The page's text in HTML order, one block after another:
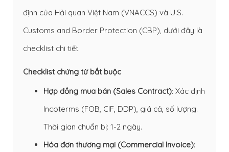
định của Hải quan Việt Nam (VNACCS) và U.S.
Customs and Border Protection (CBP), dưới đây là
checklist chi tiết.
Checklist chứng từ bắt buộc
Hợp đồng mua bán (Sales Contract): Xác định
Incoterms (FOB, CIF, DDP), giá cả, số lượng.
Thời gian chuẩn bị: 1-2 ngày.
Hóa đơn thương mại (Commercial Invoice):